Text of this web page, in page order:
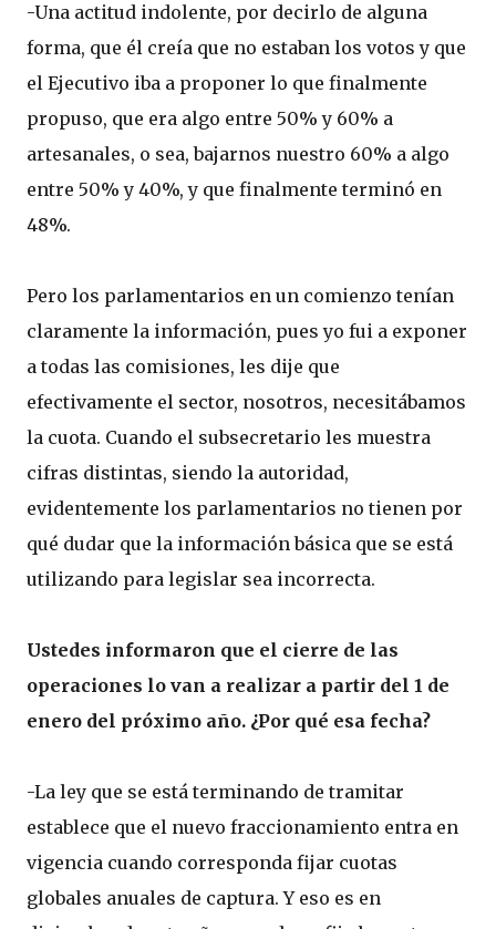
-Una actitud indolente, por decirlo de alguna
forma, que él creía que no estaban los votos y que
el Ejecutivo iba a proponer lo que finalmente
propuso, que era algo entre 50% y 60% a
artesanales, o sea, bajarnos nuestro 60% a algo
entre 50% y 40%, y que finalmente terminó en
48%.
Pero los parlamentarios en un comienzo tenían
claramente la información, pues yo fui a exponer
a todas las comisiones, les dije que
efectivamente el sector, nosotros, necesitábamos
la cuota. Cuando el subsecretario les muestra
cifras distintas, siendo la autoridad,
evidentemente los parlamentarios no tienen por
qué dudar que la información básica que se está
utilizando para legislar sea incorrecta.
Ustedes informaron que el cierre de las
operaciones lo van a realizar a partir del 1 de
enero del próximo año. ¿Por qué esa fecha?
-La ley que se está terminando de tramitar
establece que el nuevo fraccionamiento entra en
vigencia cuando corresponda fijar cuotas
globales anuales de captura. Y eso es en